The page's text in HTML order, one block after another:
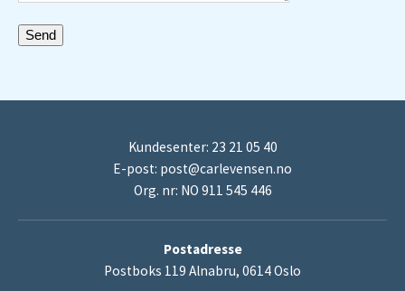
Kundesenter: 23 21 05 40
E-post: post@carlevensen.no
Org. nr: NO 911 545 446
Postadresse
Postboks 119 Alnabru, 0614 Oslo